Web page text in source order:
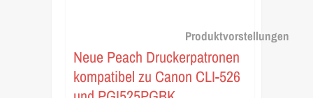
Produktvorstellungen
Neue Peach Druckerpatronen
kompatibel zu Canon CLI-526